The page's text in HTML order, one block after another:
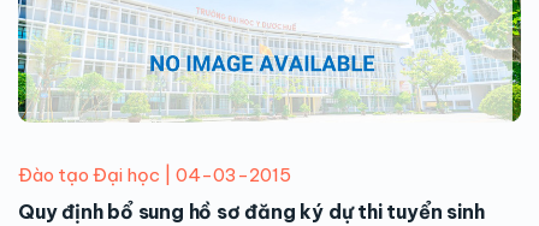
Đào tạo Đại học | 04-03-2015
Quy định bổ sung hồ sơ đăng ký dự thi tuyển sinh